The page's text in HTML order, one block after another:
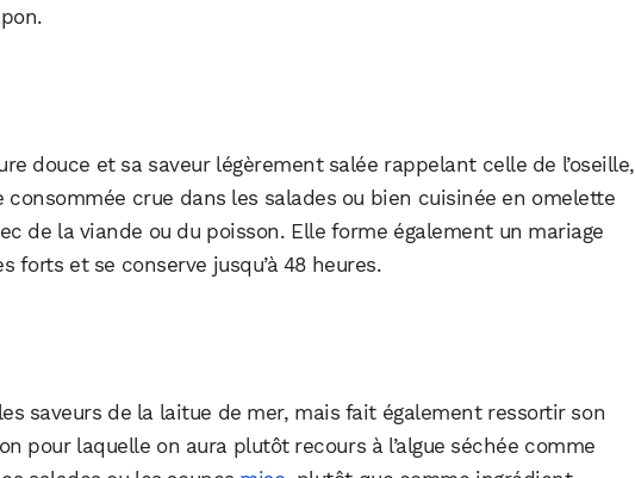
douce et sa saveur légèrement salée rappelant celle de l’oseille,
consommée crue dans les salades ou bien cuisinée en omelette
de la viande ou du poisson. Elle forme également un mariage
forts et se conserve jusqu’à 48 heures.
saveurs de la laitue de mer, mais fait également ressortir son
pour laquelle on aura plutôt recours à l’algue séchée comme